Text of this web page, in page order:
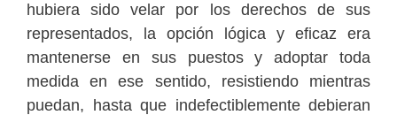
hubiera sido velar por los derechos de sus
representados, la opción lógica y eficaz era
mantenerse en sus puestos y adoptar toda
medida en ese sentido, resistiendo mientras
puedan, hasta que indefectiblemente debieran